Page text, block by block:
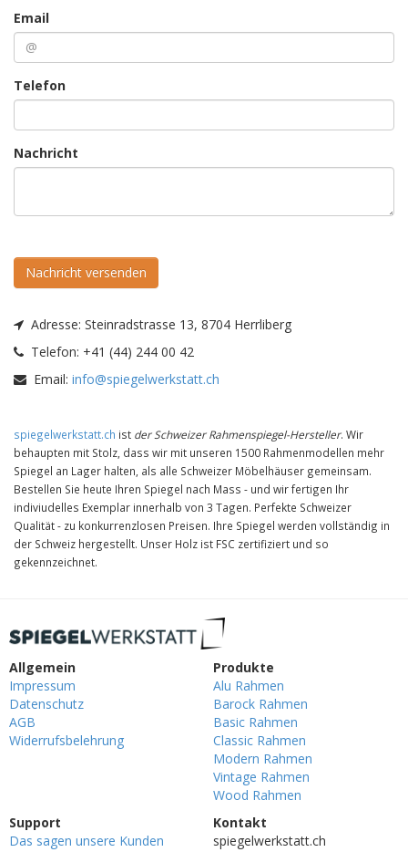
Email
Telefon
Nachricht
Nachricht versenden
Adresse: Steinradstrasse 13, 8704 Herrliberg
Telefon: +41 (44) 244 00 42
Email: info@spiegelwerkstatt.ch
spiegelwerkstatt.ch ist der Schweizer Rahmenspiegel-Hersteller. Wir
behaupten mit Stolz, dass wir mit unseren 1500 Rahmenmodellen mehr
Spiegel an Lager halten, als alle Schweizer Möbelhäuser gemeinsam.
Bestellen Sie heute Ihren Spiegel nach Mass - und wir fertigen Ihr
indiviudelles Exemplar innerhalb von 3 Tagen. Perfekte Schweizer
Qualität - zu konkurrenzlosen Preisen. Ihre Spiegel werden vollständig in
der Schweiz hergestellt. Unser Holz ist FSC zertifiziert und so
gekennzeichnet.
Allgemein
Impressum
Datenschutz
AGB
Widerrufsbelehrung
Produkte
Alu Rahmen
Barock Rahmen
Basic Rahmen
Classic Rahmen
Modern Rahmen
Vintage Rahmen
Wood Rahmen
Support
Das sagen unsere Kunden
Kontakt
spiegelwerkstatt.ch